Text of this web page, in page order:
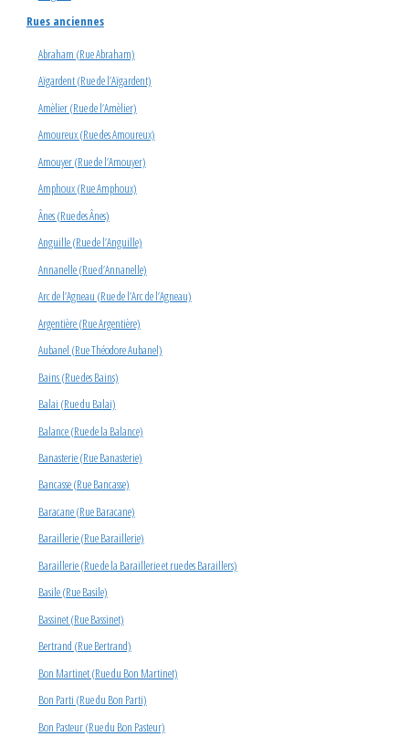
Rues anciennes
Abraham (Rue Abraham)
Aïgardent (Rue de l’Aïgardent)
Amèlier (Rue de l’Amèlier)
Amoureux (Rue des Amoureux)
Amouyer (Rue de l’Amouyer)
Amphoux (Rue Amphoux)
Ânes (Rue des Ânes)
Anguille (Rue de l’Anguille)
Annanelle (Rue d’Annanelle)
Arc de l’Agneau (Rue de l’Arc de l’Agneau)
Argentière (Rue Argentière)
Aubanel (Rue Théodore Aubanel)
Bains (Rue des Bains)
Balai (Rue du Balai)
Balance (Rue de la Balance)
Banasterie (Rue Banasterie)
Bancasse (Rue Bancasse)
Baracane (Rue Baracane)
Baraillerie (Rue Baraillerie)
Baraillerie (Rue de la Baraillerie et rue des Baraillers)
Basile (Rue Basile)
Bassinet (Rue Bassinet)
Bertrand (Rue Bertrand)
Bon Martinet (Rue du Bon Martinet)
Bon Parti (Rue du Bon Parti)
Bon Pasteur (Rue du Bon Pasteur)